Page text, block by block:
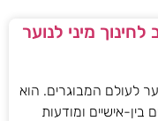
מיני לנוער
לעולם המבוגרים. הוא
אישיים ומודעות